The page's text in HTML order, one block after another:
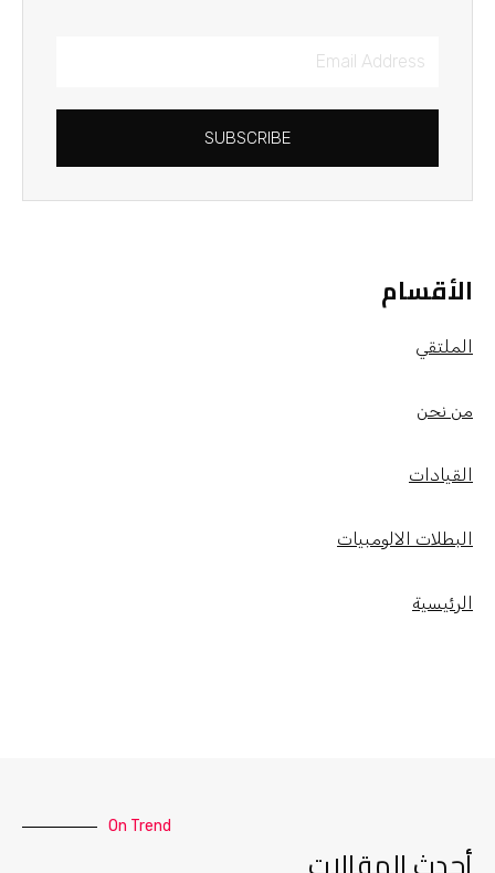
Email
SUBSCRIBE
الأقسام
الملتقي
من نحن
القيادات
البطلات الالومبيات
الرئيسية
On Trend